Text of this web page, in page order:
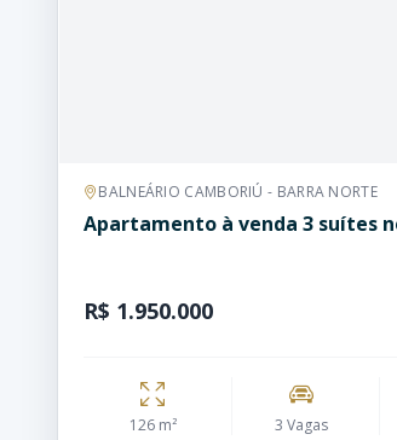
BALNEÁRIO CAMBORIÚ - BARRA NORTE
Apartamento à venda 3 suítes
R$ 1.950.000
126 m² 3 Vagas